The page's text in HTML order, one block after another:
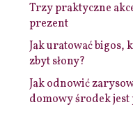
Trzy praktyczne
prezent
Jak uratować bigos,
zbyt słony?
Jak odnowić
domowy środek jest